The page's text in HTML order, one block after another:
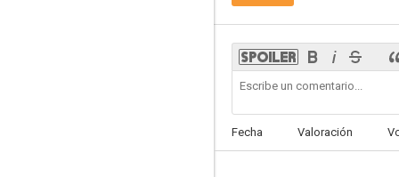
Fecha Valoración